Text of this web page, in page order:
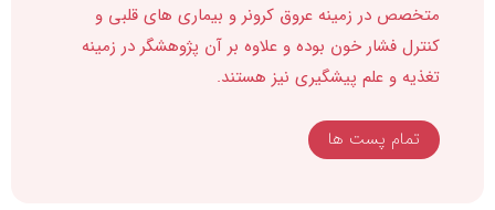
متخصص در زمینه عروق کرونر و بیماری های قلبی و
کنترل فشار خون بوده و علاوه بر آن پژوهشگر در زمینه
تغذیه و علم پیشگیری نیز هستند.
تمام پست ها